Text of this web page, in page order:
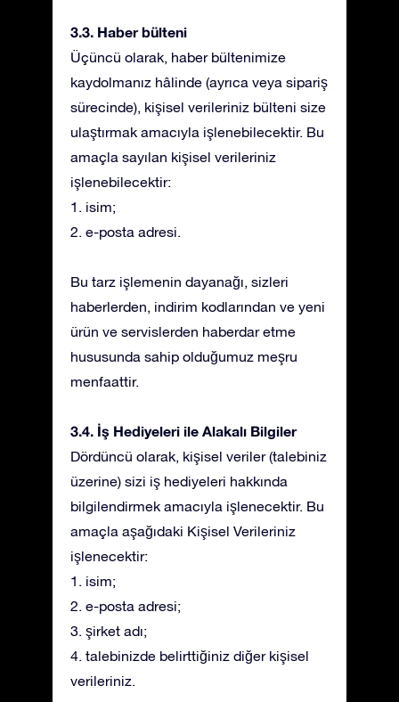
3.3. Haber bülteni
Üçüncü olarak, haber bültenimize
kaydolmanız hâlinde (ayrıca veya sipariş
sürecinde), kişisel verileriniz bülteni size
ulaştırmak amacıyla işlenebilecektir. Bu
amaçla sayılan kişisel verileriniz
işlenebilecektir:
1. isim;
2. e-posta adresi.
Bu tarz işlemenin dayanağı, sizleri
haberlerden, indirim kodlarından ve yeni
ürün ve servislerden haberdar etme
hususunda sahip olduğumuz meşru
menfaattir.
3.4. İş Hediyeleri ile Alakalı Bilgiler
Dördüncü olarak, kişisel veriler (talebiniz
üzerine) sizi iş hediyeleri hakkında
bilgilendirmek amacıyla işlenecektir. Bu
amaçla aşağıdaki Kişisel Verileriniz
işlenecektir:
1. isim;
2. e-posta adresi;
3. şirket adı;
4. talebinizde belirttiğiniz diğer kişisel
verileriniz.